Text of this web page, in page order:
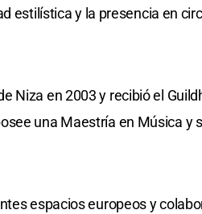
estilística y la presencia en
Niza en 2003 y recibió el
una Maestría en Música y
espacios europeos y